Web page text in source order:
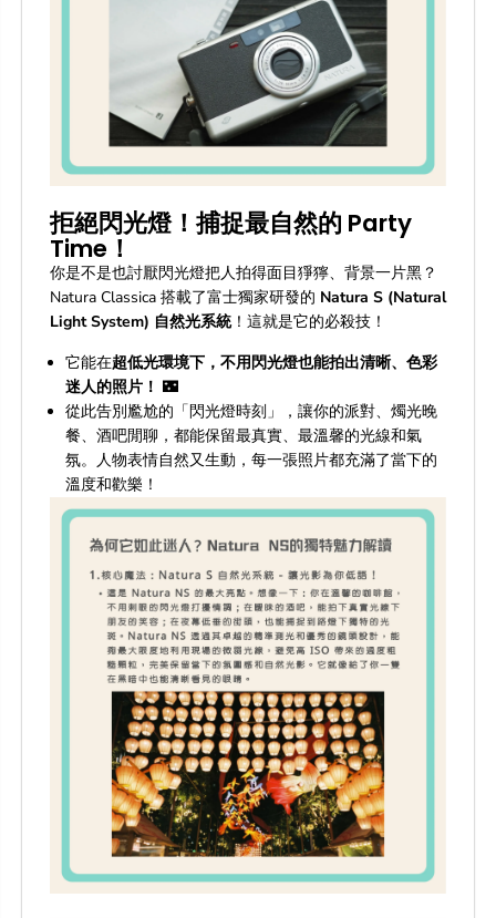
拒絕閃光燈！捕捉最自然的 Party
Time！
你是不是也討厭閃光燈把人拍得面目猙獰、背景一片黑？
Natura Classica 搭載了富士獨家研發的 Natura S (Natural
Light System) 自然光系統！這就是它的必殺技！
它能在超低光環境下，不用閃光燈也能拍出清晰、色彩
迷人的照片！ 🌃
從此告別尷尬的「閃光燈時刻」，讓你的派對、燭光晚
餐、酒吧閒聊，都能保留最真實、最溫馨的光線和氣
氛。人物表情自然又生動，每一張照片都充滿了當下的
溫度和歡樂！